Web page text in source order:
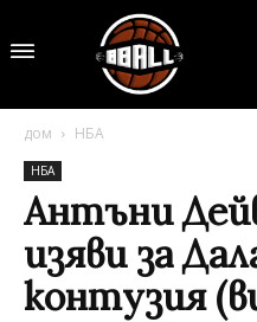
дом НБА
НБА
Антъни
изяви за
контузия